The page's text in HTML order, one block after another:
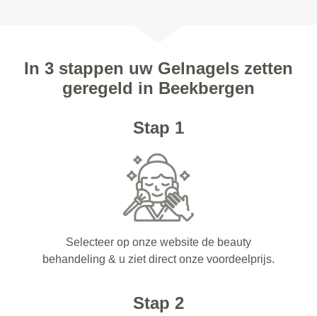
In 3 stappen uw Gelnagels zetten
geregeld in Beekbergen
Stap 1
Selecteer op onze website de beauty
behandeling & u ziet direct onze voordeelprijs.
Stap 2